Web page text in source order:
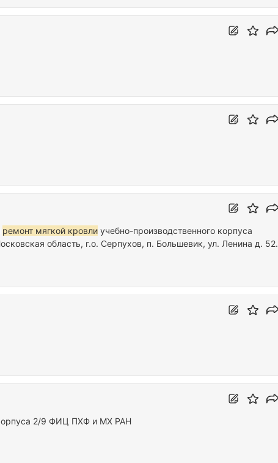
ремонт мягкой кровли учебно-производственного корпуса
область, г.о. Серпухов, п. Большевик, ул. Ленина д. 52.
2/9 ФИЦ ПХФ и МХ РАН